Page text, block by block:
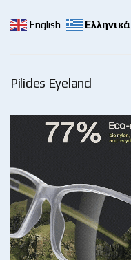
English Ελληνικά
Pilides Eyeland